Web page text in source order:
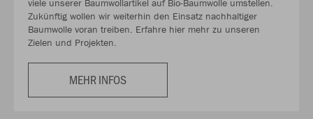
viele unserer Baumwollartikel auf Bio-Baumwolle umstellen.
Zukünftig wollen wir weiterhin den Einsatz nachhaltiger
Baumwolle voran treiben. Erfahre hier mehr zu unseren
Zielen und Projekten.
MEHR INFOS